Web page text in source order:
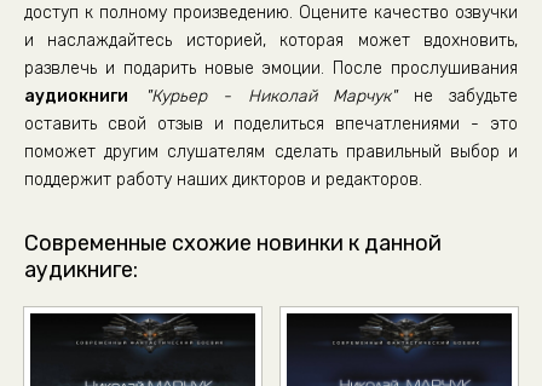
доступ к полному произведению. Оцените качество озвучки
и наслаждайтесь историей, которая может вдохновить,
развлечь и подарить новые эмоции. После прослушивания
аудиокниги
"Курьер - Николай Марчук"не забудьте
оставить свой отзыв и поделиться впечатлениями - это
поможет другим слушателям сделать правильный выбор и
поддержит работу наших дикторов и редакторов.
Современные схожие новинки к данной
аудикниге: